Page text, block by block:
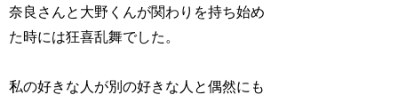
奈良さんと大野くんが関わりを持ち始め
た時には狂喜乱舞でした。
私の好きな人が別の好きな人と偶然にも